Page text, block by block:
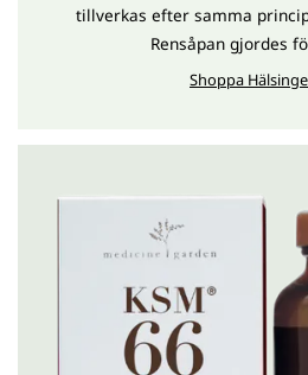
tillverkas efter samma
Rensåpan gjordes
Shoppa